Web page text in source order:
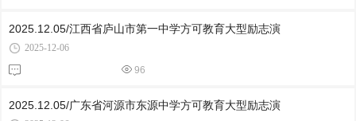
2025.12.05/江西省庐山市第一中学方可教育大型励志演
2025-12-06
96
2025.12.05/广东省河源市东源中学方可教育大型励志演